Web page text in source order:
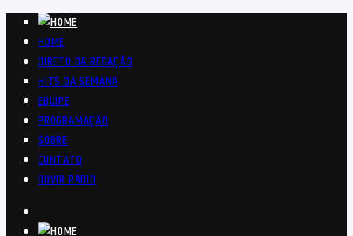
HOME
DIRETO DA REDAÇÃO
HITS DA SEMANA
EQUIPE
PROGRAMAÇÃO
SOBRE
CONTATO
OUVIR RÁDIO